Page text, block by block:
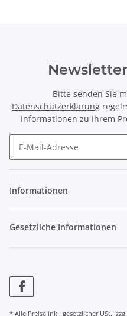
Bitte senden Sie
Datenschutzerklärung
Informationen zu Ihrem
Informationen
Gesetzliche Informationen
* Alle Preise inkl. gesetzlicher USt.,